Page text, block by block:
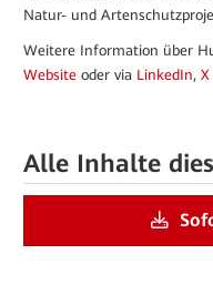
Natur- und
Weitere Information über
Website oder via LinkedIn,
Alle Inhalte